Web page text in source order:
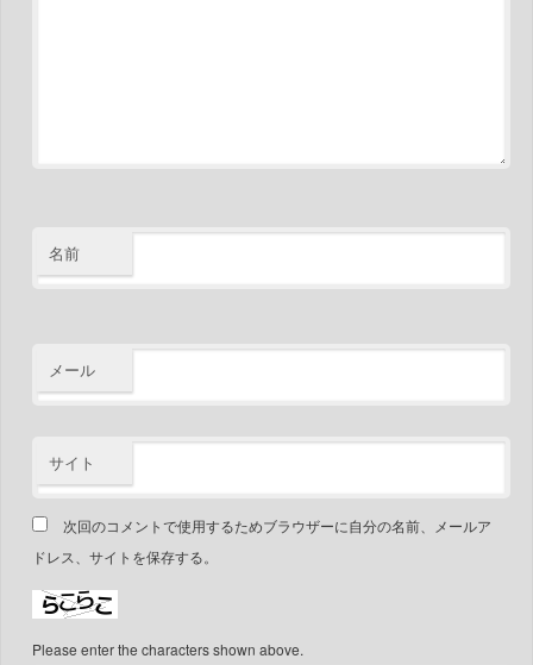
名前
メール
サイト
次回のコメントで使用するためブラウザーに自分の名前、メールア
ドレス、サイトを保存する。
Please enter the characters shown above.